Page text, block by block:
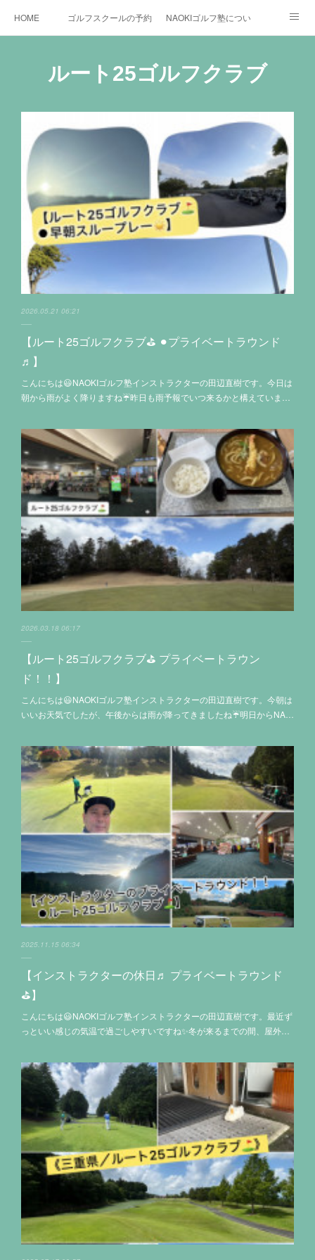
HOME ゴルフスクールの予約状況NAOKIゴルフ塾について
お役立ちゴルフ情報 YouTube
ルート25ゴルフクラブ
2026.05.21 06:21
【ルート25ゴルフクラブ⛳️ ⚫︎プライベートラウンド
♬】
こんにちは😃NAOKIゴルフ塾インストラクターの田辺直樹です。今日は
朝から雨がよく降りますね☔昨日も雨予報でいつ来るかと構えていま…
2026.03.18 06:17
【ルート25ゴルフクラブ⛳️ プライベートラウン
ド！！】
こんにちは😃NAOKIゴルフ塾インストラクターの田辺直樹です。今朝は
いいお天気でしたが、午後からは雨が降ってきましたね☔明日からNA…
2025.11.15 06:34
【インストラクターの休日♬ プライベートラウンド
⛳️】
こんにちは😃NAOKIゴルフ塾インストラクターの田辺直樹です。最近ず
っといい感じの気温で過ごしやすいですね✨冬が来るまでの間、屋外…